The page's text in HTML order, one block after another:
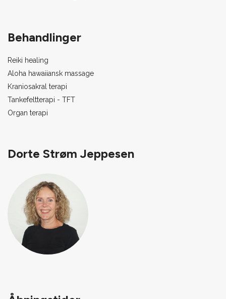
Behandlinger
Reiki healing
Aloha hawaiiansk massage
Kraniosakral terapi
Tankefeltterapi - TFT
Organ terapi
Dorte Strøm Jeppesen